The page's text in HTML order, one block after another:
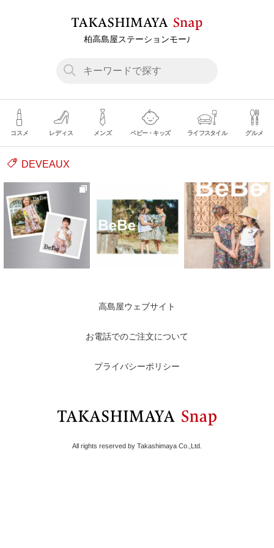
コスメ レディス メンズ ベビー・キッズ ライフスタイル グルメ
DEVEAUX
高島屋ウェブサイト
お電話でのご注文について
プライバシーポリシー
All rights reserved by Takashimaya Co.,Ltd.